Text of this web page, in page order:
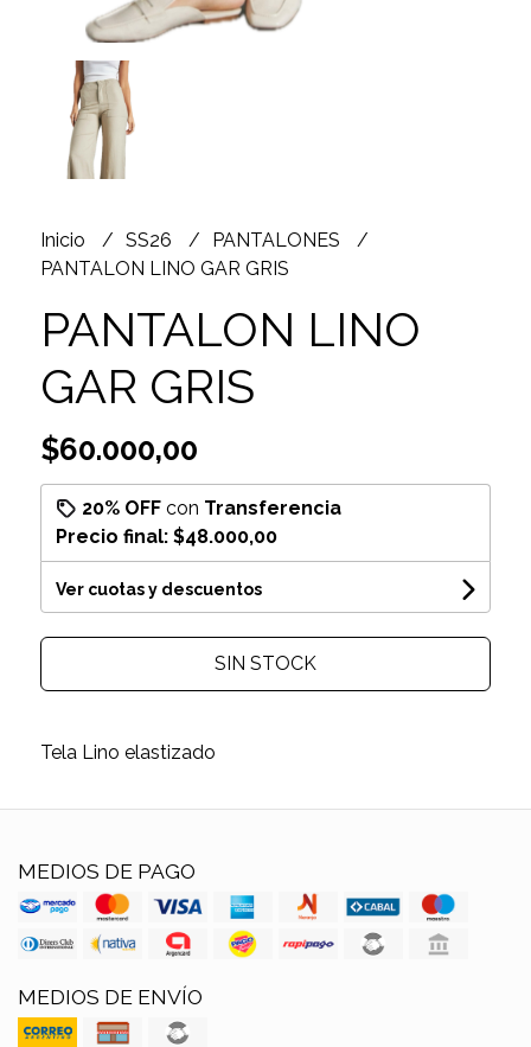
Inicio SS26
PANTALONES
PANTALON LINO GAR GRIS
PANTALON LINO
GAR GRIS
$60.000,00
20% OFFcon Transferencia
Precio final: $48.000,00
Ver cuotas y descuentos
SIN STOCK
Tela Lino elastizado
MEDIOS DE PAGO
MEDIOS DE ENVÍO